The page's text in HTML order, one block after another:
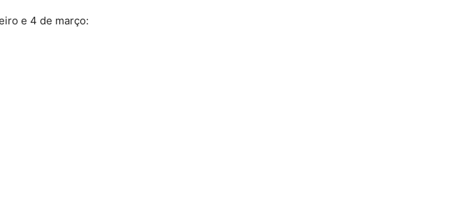
e 4 de março: